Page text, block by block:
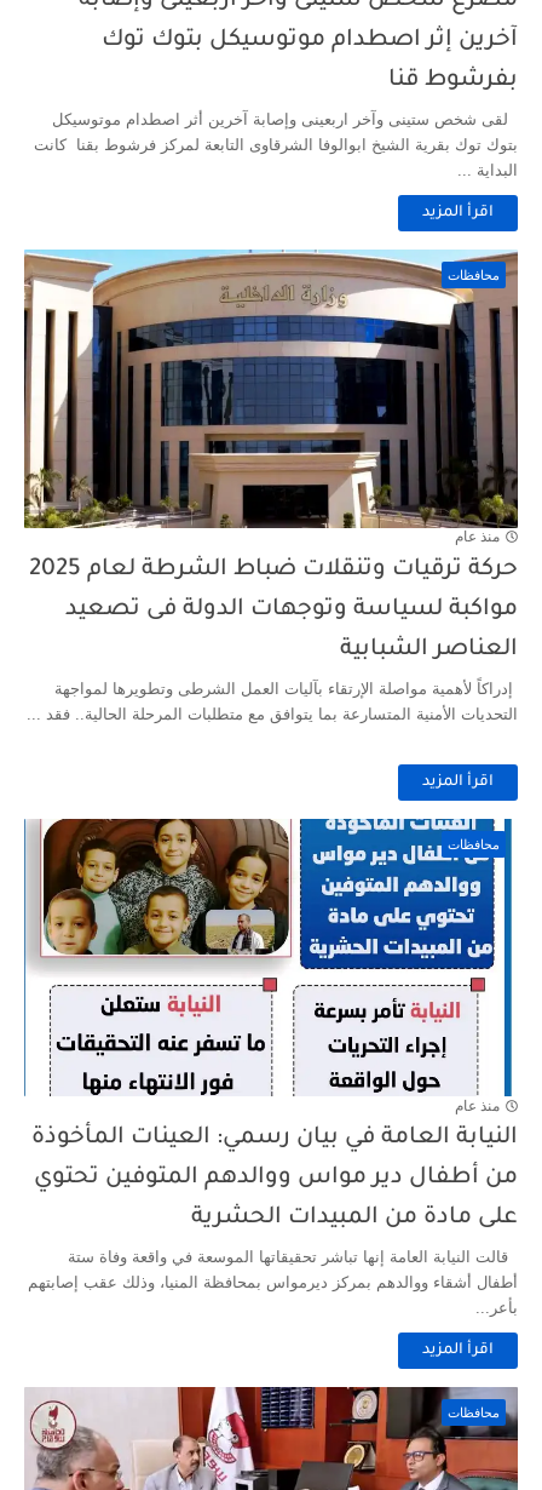
آخرين إثر اصطدام موتوسيكل بتوك توك
بفرشوط قنا
لقى شخص ستينى وآخر اربعينى وإصابة آخرين أثر اصطدام موتوسيكل
بتوك توك بقرية الشيخ ابوالوفا الشرقاوى التابعة لمركز فرشوط بقنا كانت
البداية ...
اقرأ المزيد
محافظات
منذ عام
حركة ترقيات وتنقلات ضباط الشرطة لعام 2025
مواكبة لسياسة وتوجهات الدولة فى تصعيد
العناصر الشبابية
إدراكاً لأهمية مواصلة الإرتقاء بآليات العمل الشرطى وتطويرها لمواجهة
التحديات الأمنية المتسارعة بما يتوافق مع متطلبات المرحلة الحالية.. فقد ...
اقرأ المزيد
محافظات
منذ عام
النيابة العامة في بيان رسمي: العينات المأخوذة
من أطفال دير مواس ووالدهم المتوفين تحتوي
على مادة من المبيدات الحشرية
قالت النيابة العامة إنها تباشر تحقيقاتها الموسعة في واقعة وفاة ستة
أطفال أشقاء ووالدهم بمركز ديرمواس بمحافظة المنيا، وذلك عقب إصابتهم
بأعر...
اقرأ المزيد
محافظات